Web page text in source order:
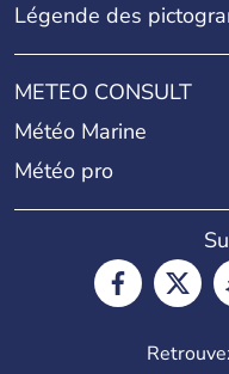
Légende des
METEO CONSULT
Météo Marine
Météo pro